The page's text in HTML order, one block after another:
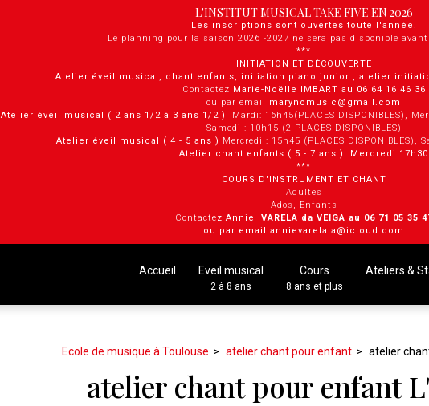
L'INSTITUT MUSICAL TAKE FIVE EN 2026
Les inscriptions sont ouvertes toute l'année.
Le planning pour la saison 2026 -2027 ne sera pas disponible
***
INITIATION ET DÉCOUVERTE
Atelier éveil musical, chant enfants, initiation piano junior , atelier
Contactez Marie-Noëlle IMBART au 06 64 16 46 36
ou par email marynomusic@gmail.com
Atelier éveil musical ( 2 ans 1/2 à 3 ans 1/2 ) Mardi: 16h45(PLACES DISPONIBLES),
Samedi : 10h15 (2 PLACES DISPONIBLES)
Atelier éveil musical ( 4 - 5 ans ) Mercredi : 15h45 (PLACES DISPONIBLES),
Atelier chant enfants ( 5 - 7 ans ): Mercredi 17h30
***
COURS D'INSTRUMENT ET CHANT
Adultes
Ados, Enfants
Contactez Annie VARELA da VEIGA au 0 6 71 05 35
ou par email annievarela.a@icloud.com
Accueil Eveil musical
2 à 8 ans
Cours
8 ans et plus
Ateliers &
Ecole de musique à Toulouse atelier chant pour enfant atelier
atelier chant pour enfant